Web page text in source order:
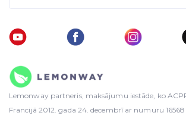
Lemonway partneris, maksājumu iestāde, ko
Francijā 2012. gada 24. decembrī ar numuru 16568